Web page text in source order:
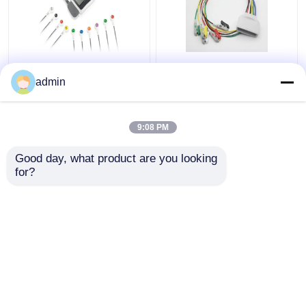
Borsam holter ecg-
kabel voor BS6930
BS6930-3 BS6930-12
8 Pin Praktisch Lood
admin
9:08 PM
Good day, what product are you looking
for?